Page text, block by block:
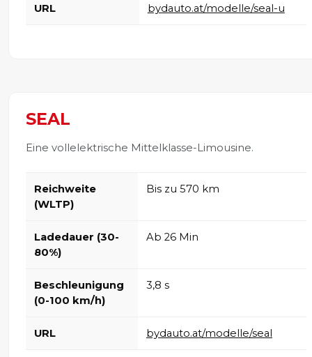
URL bydauto.at/modelle/seal-u
SEAL
Eine vollelektrische Mittelklasse-Limousine.
Reichweite
(WLTP)
Bis zu 570 km
Ladedauer (30-
80%)
Ab 26 Min
Beschleunigung
(0-100 km/h)
3,8 s
URL bydauto.at/modelle/seal